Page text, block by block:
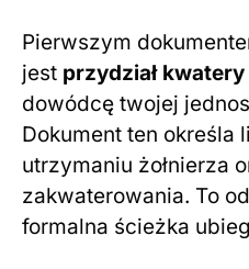
Pierwszym
jest przydział kwatery
dowódcę twojej
Dokument ten określa
utrzymaniu żołnierza
zakwaterowania. To
formalna ścieżka